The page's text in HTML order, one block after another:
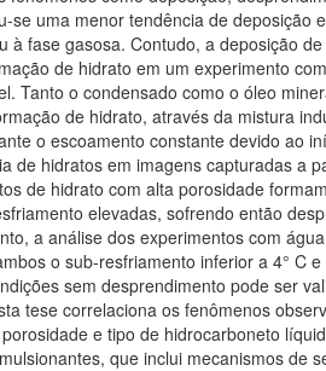
se uma menor tendência de deposição
fase gasosa. Contudo, a deposição
de hidrato em um experimento
Tanto o condensado como o óleo
de hidrato, através da mistura
o escoamento constante devido ao
de hidratos em imagens capturadas a
de hidrato com alta porosidade
elevadas, sofrendo então
a análise dos experimentos com
o sub-resfriamento inferior a 4° C
sem desprendimento pode ser
tese correlaciona os fenômenos
e tipo de hidrocarboneto
que inclui mecanismos de